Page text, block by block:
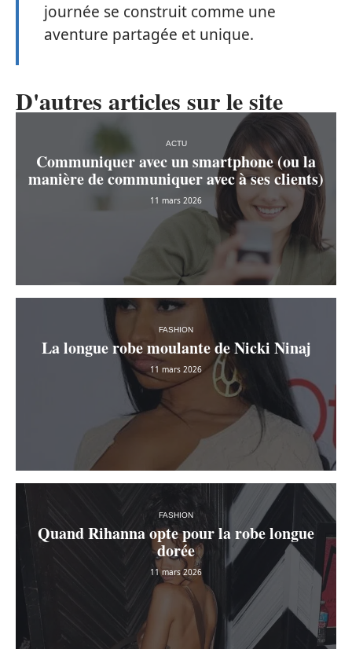
journée se construit comme une
aventure partagée et unique.
D'autres articles sur le site
ACTU
Communiquer avec un smartphone (ou la
manière de communiquer avec à ses clients)
11 mars 2026
FASHION
La longue robe moulante de Nicki Ninaj
11 mars 2026
FASHION
Quand Rihanna opte pour la robe longue
dorée
11 mars 2026